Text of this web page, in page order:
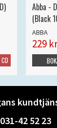
CD
Abba -
(Black
ABBA
229
031-42 52 23